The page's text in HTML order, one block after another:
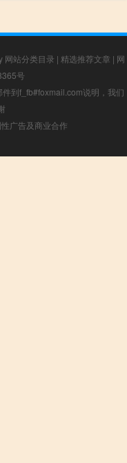
网站分类目录 | 精选推荐文章 | 网
号
到f_fb#foxmail.com说明，我们
广告及商业合作